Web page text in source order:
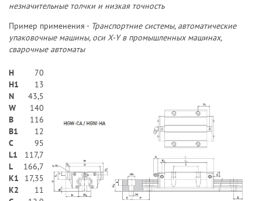
незначительные толчки и низкая точность
Пример применения - Транспортние системы, автоматические
упаковочные машины, оси X-Y в промышленных машинах,
сварочные автоматы
H
70
H1
13
N
43,5
W
140
В
116
B1
12
C
95
L1
117,7
L
166,7
K1
17,35
K2
11